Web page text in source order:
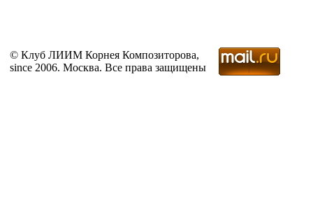
© Клуб ЛИИМ Корнея Композиторова,
since 2006. Москва. Все права защищены